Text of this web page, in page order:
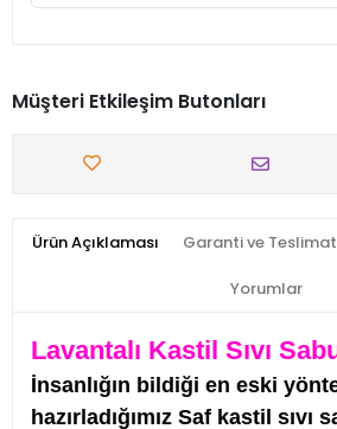
Müşteri Etkileşim Butonları
Ürün Açıklaması Garanti ve Teslimat
Yorumlar
Lavantalı Kastil Sıvı
İnsanlığın bildiği en eski
hazırladığımız Saf kastil sıvı